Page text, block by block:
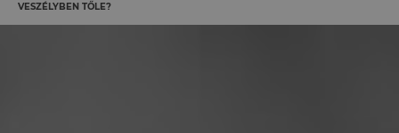
VESZÉLYBEN TŐLE?